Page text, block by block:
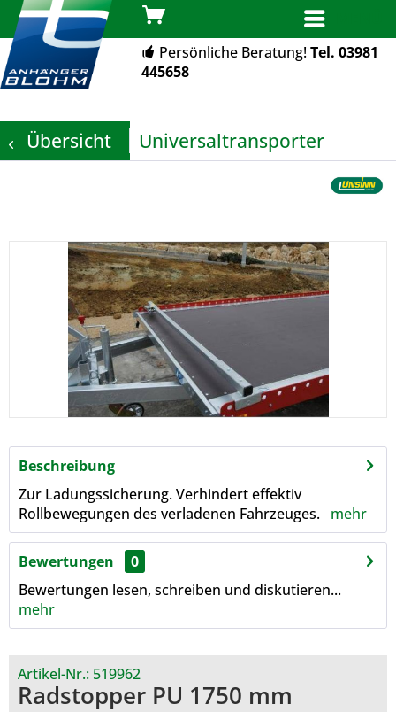
Persönliche Beratung!Tel. 03981
445658
Übersicht Universaltransporter
Beschreibung
Zur Ladungssicherung. Verhindert effektiv
Rollbewegungen des verladenen Fahrzeuges. mehr
Bewertungen
0
Bewertungen lesen, schreiben und diskutieren...
mehr
Artikel-Nr.: 519962
Radstopper PU 1750 mm